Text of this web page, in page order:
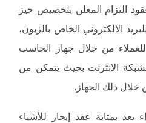
التزام المعلن بتخصيص حيز
الالكتروني الخاص بالزبون،
للعملاء من خلال جهاز الحاسب
الانترنت بحيث يتمكن من
ذلك الجهاز.
يعد بمثابة عقد إيجار للأشياء